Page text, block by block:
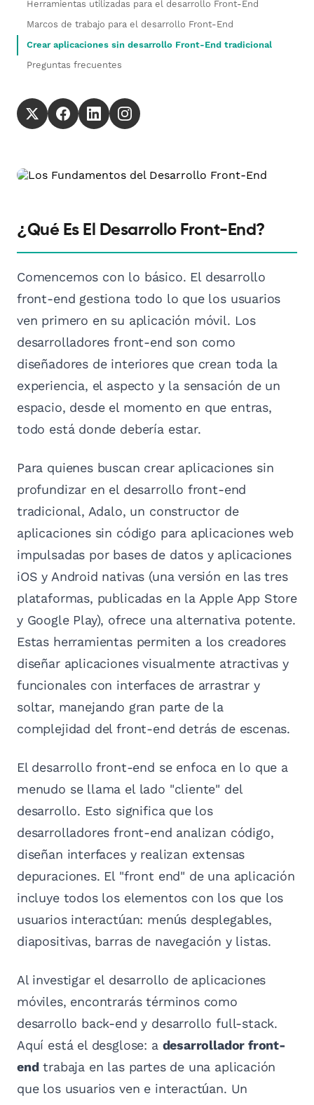
Herramientas utilizadas para el desarrollo Front-End
Marcos de trabajo para el desarrollo Front-End
Crear aplicaciones sin desarrollo Front-End tradicional
Preguntas frecuentes
¿Qué Es El Desarrollo Front-End?
Comencemos con lo básico. El desarrollo
front-end gestiona todo lo que los usuarios
ven primero en su aplicación móvil. Los
desarrolladores front-end son como
diseñadores de interiores que crean toda la
experiencia, el aspecto y la sensación de un
espacio, desde el momento en que entras,
todo está donde debería estar.
Para quienes buscan crear aplicaciones sin
profundizar en el desarrollo front-end
tradicional, Adalo, un constructor de
aplicaciones sin código para aplicaciones web
impulsadas por bases de datos y aplicaciones
iOS y Android nativas (una versión en las tres
plataformas, publicadas en la Apple App Store
y Google Play), ofrece una alternativa potente.
Estas herramientas permiten a los creadores
diseñar aplicaciones visualmente atractivas y
funcionales con interfaces de arrastrar y
soltar, manejando gran parte de la
complejidad del front-end detrás de escenas.
El desarrollo front-end se enfoca en lo que a
menudo se llama el lado "cliente" del
desarrollo. Esto significa que los
desarrolladores front-end analizan código,
diseñan interfaces y realizan extensas
depuraciones. El "front end" de una aplicación
incluye todos los elementos con los que los
usuarios interactúan: menús desplegables,
diapositivas, barras de navegación y listas.
Al investigar el desarrollo de aplicaciones
móviles, encontrarás términos como
desarrollo back-end y desarrollo full-stack.
Aquí está el desglose: a desarrollador front-
endtrabaja en las partes de una aplicación
que los usuarios ven e interactúan. Un